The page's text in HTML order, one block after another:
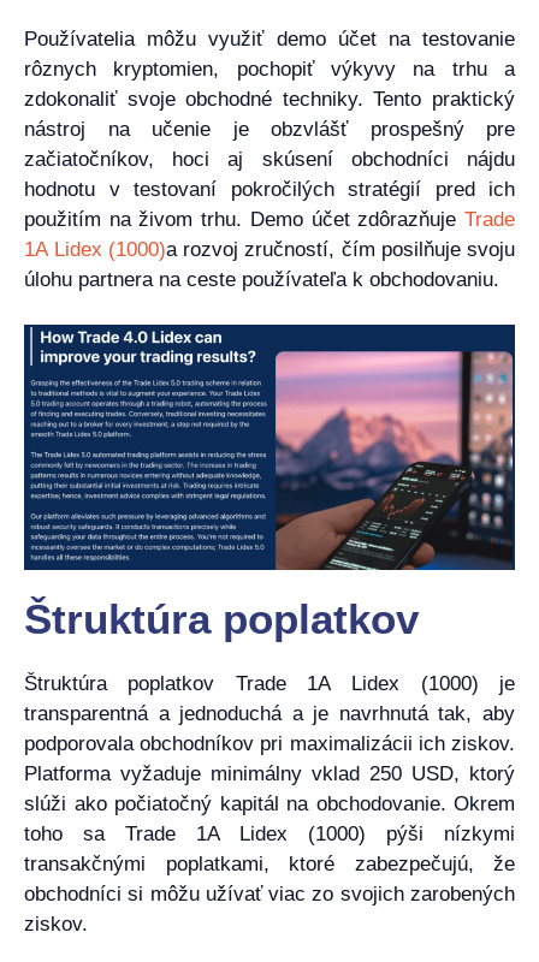
Používatelia môžu využiť demo účet na testovanie
rôznych kryptomien, pochopiť výkyvy na trhu a
zdokonaliť svoje obchodné techniky. Tento praktický
nástroj na učenie je obzvlášť prospešný pre
začiatočníkov, hoci aj skúsení obchodníci nájdu
hodnotu v testovaní pokročilých stratégií pred ich
použitím na živom trhu. Demo účet zdôrazňuje Trade
1A Lidex (1000)a rozvoj zručností, čím posilňuje svoju
úlohu partnera na ceste používateľa k obchodovaniu.
Štruktúra poplatkov
Štruktúra poplatkov Trade 1A Lidex (1000) je
transparentná a jednoduchá a je navrhnutá tak, aby
podporovala obchodníkov pri maximalizácii ich ziskov.
Platforma vyžaduje minimálny vklad 250 USD, ktorý
slúži ako počiatočný kapitál na obchodovanie. Okrem
toho sa Trade 1A Lidex (1000) pýši nízkymi
transakčnými poplatkami, ktoré zabezpečujú, že
obchodníci si môžu užívať viac zo svojich zarobených
ziskov.